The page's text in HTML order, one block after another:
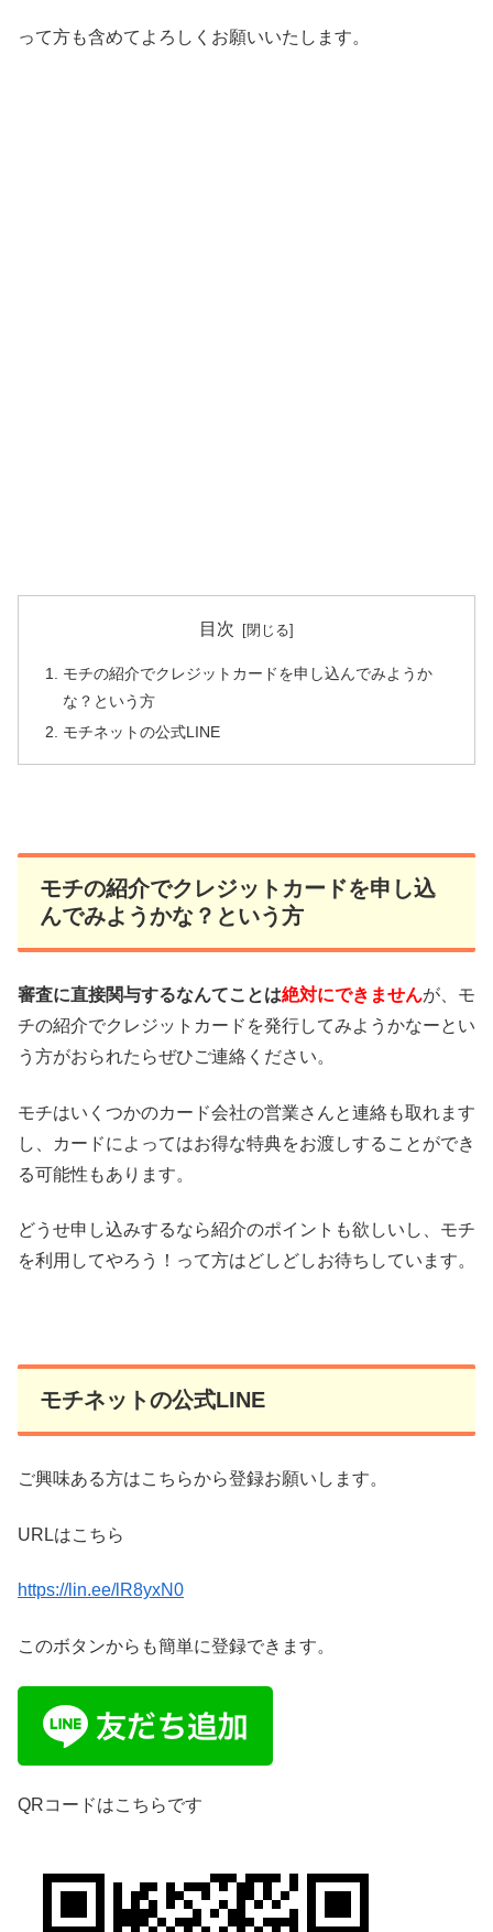
って方も含めてよろしくお願いいたします。
目次
モチの紹介でクレジットカードを申し込んでみようか
な？という方
モチネットの公式LINE
モチの紹介でクレジットカードを申し込
んでみようかな？という方
審査に直接関与するなんてことは絶対にできませんが、モ
チの紹介でクレジットカードを発行してみようかなーとい
う方がおられたらぜひご連絡ください。
モチはいくつかのカード会社の営業さんと連絡も取れます
し、カードによってはお得な特典をお渡しすることができ
る可能性もあります。
どうせ申し込みするなら紹介のポイントも欲しいし、モチ
を利用してやろう！って方はどしどしお待ちしています。
モチネットの公式LINE
ご興味ある方はこちらから登録お願いします。
URLはこちら
https://lin.ee/lR8yxN0
このボタンからも簡単に登録できます。
QRコードはこちらです